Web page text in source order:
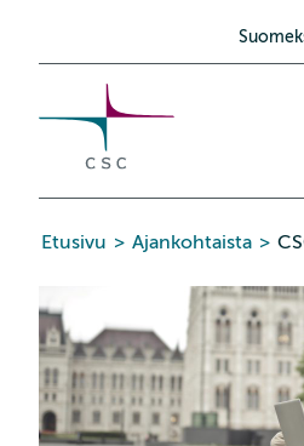
Etusivu > Ajankohtaista > CSC:n